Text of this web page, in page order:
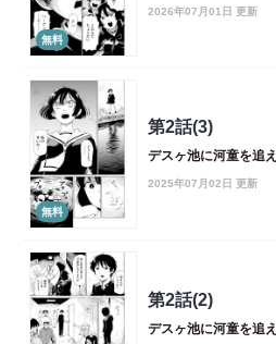
無料
2026年07月01日 更新
無料
第2話(3)
デスヶ池に河童を追え
2025年07月02日 更新
第2話(2)
デスヶ池に河童を追え